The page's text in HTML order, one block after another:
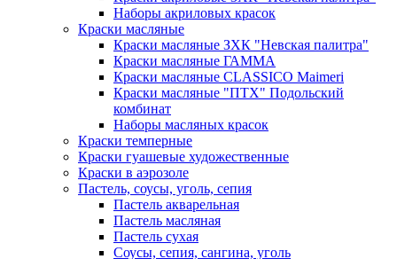
Наборы акриловых красок
Краски масляные
Краски масляные ЗХК "Невская палитра"
Краски масляные ГАММА
Краски масляные CLASSICO Maimeri
Краски масляные "ПТХ" Подольский
комбинат
Наборы масляных красок
Краски темперные
Краски гуашевые художественные
Краски в аэрозоле
Пастель, соусы, уголь, сепия
Пастель акварельная
Пастель масляная
Пастель сухая
Соусы, сепия, сангина, уголь